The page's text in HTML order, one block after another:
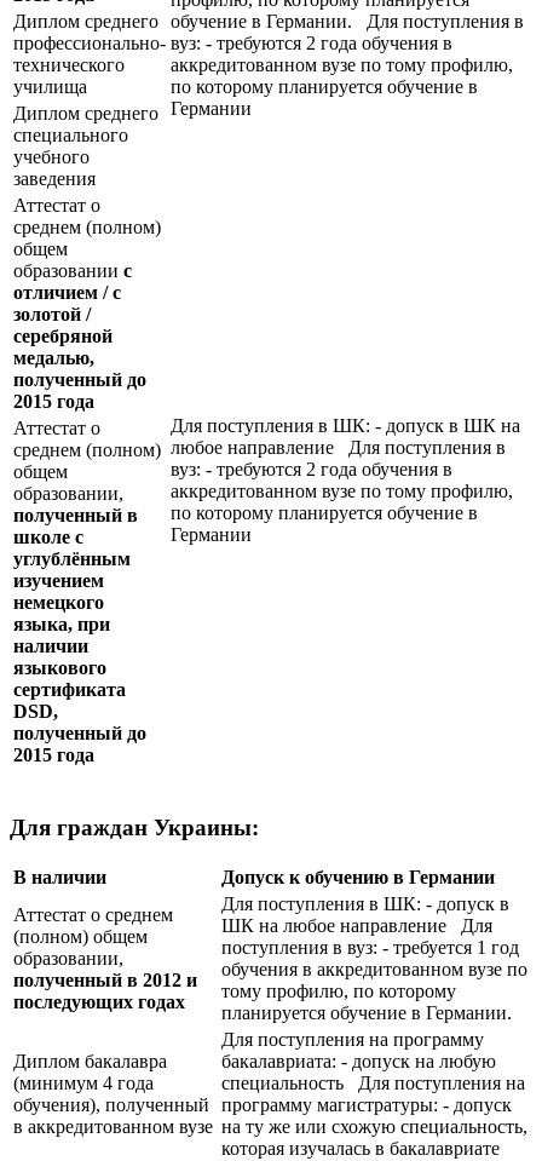
обучение в Германии. Для поступления в
вуз: - требуются 2 года обучения в
аккредитованном вузе по тому профилю,
по которому планируется обучение в
Германии
Диплом среднего
профессионально-
технического
училища
Диплом среднего
специального
учебного
заведения
Аттестат о
среднем (полном)
общем
образовании с
отличием / с
золотой /
серебряной
медалью,
полученный до
2015 года
Для поступления в ШК: - допуск в ШК на
любое направление Для поступления в
вуз: - требуются 2 года обучения в
аккредитованном вузе по тому профилю,
по которому планируется обучение в
Германии
Аттестат о
среднем (полном)
общем
образовании,
полученный в
школе с
углублённым
изучением
немецкого
языка, при
наличии
языкового
сертификата
DSD,
полученный до
2015 года
Для граждан Украины:
В наличии
Допуск к обучению в Германии
Аттестат о среднем
(полном) общем
образовании,
полученный в 2012 и
последующих годах
Для поступления в ШК: - допуск в
ШК на любое направление Для
поступления в вуз: - требуется 1 год
обучения в аккредитованном вузе по
тому профилю, по которому
планируется обучение в Германии.
Диплом бакалавра
(минимум 4 года
обучения), полученный
в аккредитованном вузе
Для поступления на программу
бакалавриата: - допуск на любую
специальность Для поступления на
программу магистратуры: - допуск
на ту же или схожую специальность,
которая изучалась в бакалавриате